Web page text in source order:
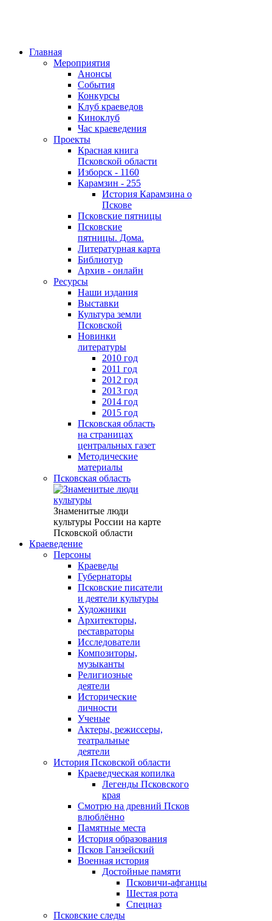
Главная
Мероприятия
Анонсы
События
Конкурсы
Клуб краеведов
Киноклуб
Час краеведения
Проекты
Красная книга
Псковской области
Изборск - 1160
Карамзин - 255
История Карамзина о
Пскове
Псковские пятницы
Псковские
пятницы. Дома.
Литературная карта
Библиотур
Архив - онлайн
Ресурсы
Наши издания
Выставки
Культура земли
Псковской
Новинки
литературы
2010 год
2011 год
2012 год
2013 год
2014 год
2015 год
Псковская область
на страницах
центральных газет
Методические
материалы
Псковская область
Знаменитые люди
культуры России на карте
Псковской области
Краеведение
Персоны
Краеведы
Губернаторы
Псковские писатели
и деятели культуры
Художники
Архитекторы,
реставраторы
Исследователи
Композиторы,
музыканты
Религиозные
деятели
Исторические
личности
Ученые
Актеры, режиссеры,
театральные
деятели
История Псковской области
Краеведческая копилка
Легенды Псковского
края
Смотрю на древний Псков
влюблённо
Памятные места
История образования
Псков Ганзейский
Военная история
Достойные памяти
Псковичи-афганцы
Шестая рота
Спецназ
Псковские следы